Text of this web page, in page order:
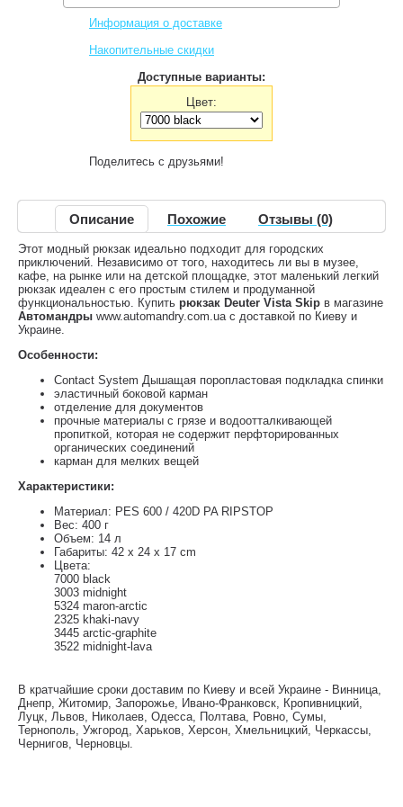
Информация о доставке
Накопительные скидки
Доступные варианты:
Цвет:
Поделитесь с друзьями!
Описание Похожие Отзывы (0)
Этот модный рюкзак идеально подходит для городских
приключений. Независимо от того, находитесь ли вы в музее,
кафе, на рынке или на детской площадке, этот маленький легкий
рюкзак идеален с его простым стилем и продуманной
функциональностью. Купить рюкзак Deuter Vista Skip в магазине
Автомандры www.automandry.com.ua с доставкой по Киеву и
Украине.
Особенности:
Contact System Дышащая поропластовая подкладка спинки
эластичный боковой карман
отделение для документов
прочные материалы с грязе и водоотталкивающей
пропиткой, которая не содержит перфторированных
органических соединений
карман для мелких вещей
Характеристики:
Материал: PES 600 / 420D PA RIPSTOP
Вес: 400 г
Объем: 14 л
Габариты: 42 x 24 x 17 cm
Цвета:
7000 black
3003 midnight
5324 maron-arctic
2325 khaki-navy
3445 arctic-graphite
3522 midnight-lava
В кратчайшие сроки доставим по Киеву и всей Украине - Винница,
Днепр, Житомир, Запорожье, Ивано-Франковск, Кропивницкий,
Луцк, Львов, Николаев, Одесса, Полтава, Ровно, Сумы,
Тернополь, Ужгород, Харьков, Херсон, Хмельницкий, Черкассы,
Чернигов, Черновцы.